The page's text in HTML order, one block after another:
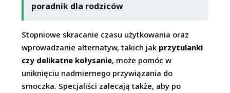
poradnik dla rodziców
Stopniowe skracanie czasu użytkowania oraz
wprowadzanie alternatyw, takich jak przytulanki
czy delikatne kołysanie, może pomóc w
uniknięciu nadmiernego przywiązania do
smoczka. Specjaliści zalecają także, aby po